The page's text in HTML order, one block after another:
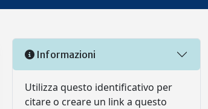
Informazioni
Utilizza questo identificativo per
citare o creare un link a questo